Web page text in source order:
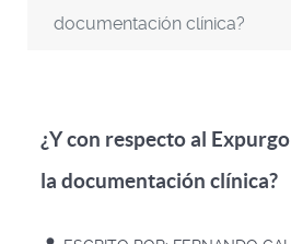
documentación clínica?
¿Y con respecto al
la documentación clínica?